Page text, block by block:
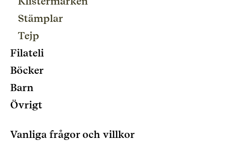
Stämplar
Tejp
Filateli
Böcker
Barn
Övrigt
Vanliga frågor och villkor